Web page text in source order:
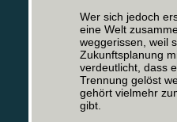
Wer sich jedoch
eine Welt
weggerissen, weil
Zukunftsplanung
verdeutlicht, dass
Trennung gelöst
gehört vielmehr
gibt.